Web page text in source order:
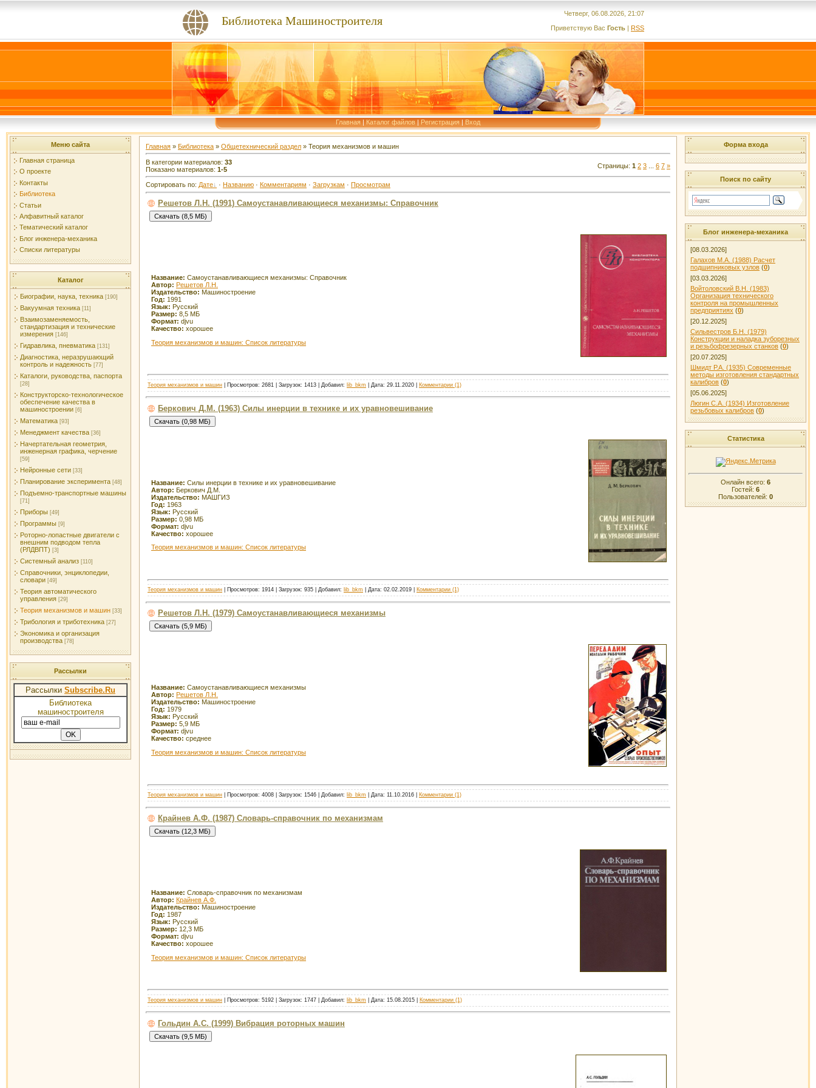
Библиотека Машиностроителя
Четверг, 06.08.2026, 21:07
Приветствую Вас Гость | RSS
Главная | Каталог файлов | Регистрация | Вход
Меню сайта
Главная страница
О проекте
Контакты
Библиотека
Статьи
Алфавитный каталог
Тематический каталог
Блог инженера-механика
Списки литературы
Каталог
Биографии, наука, техника [190]
Вакуумная техника [11]
Взаимозаменяемость,
стандартизация и технические
измерения [146]
Гидравлика, пневматика [131]
Диагностика, неразрушающий
контроль и надежность [77]
Каталоги, руководства, паспорта
[28]
Конструкторско-технологическое
обеспечение качества в
машиностроении [6]
Математика [93]
Менеджмент качества [36]
Начертательная геометрия,
инженерная графика, черчение
[59]
Нейронные сети [33]
Планирование эксперимента [48]
Подъемно-транспортные машины
[71]
Приборы [49]
Программы [9]
Роторно-лопастные двигатели с
внешним подводом тепла
(РЛДВПТ) [3]
Системный анализ [110]
Справочники, энциклопедии,
словари [49]
Теория автоматического
управления [29]
Теория механизмов и машин [33]
Трибология и триботехника [27]
Экономика и организация
производства [78]
Рассылки
Рассылки Subscribe.Ru
Библиотека
машиностроителя
Главная » Библиотека » Общетехнический раздел » Теория механизмов и машин
В категории материалов: 33
Показано материалов: 1-5 Страницы: 1 2 3 6 7 »
Сортировать по: Дате · Названию · Комментариям · Загрузкам · Просмотрам
Решетов Л.Н. (1991) Самоустанавливающиеся механизмы: Справочник
Название: Самоустанавливающиеся механизмы: Справочник
Автор: Решетов Л.Н.
Издательство: Машиностроение
Год: 1991
Язык: Русский
Размер: 8,5 МБ
Формат: djvu
Качество: хорошее
Теория механизмов и машин: Список литературы
Теория механизмов и машин | Просмотров: 2681 | Загрузок: 1413 | Добавил: lib_bkm | Дата: 29.11.2020 Комментарии (1)
Беркович Д.М. (1963) Силы инерции в технике и их уравновешивание
Название: Силы инерции в технике и их уравновешивание
Автор: Беркович Д.М.
Издательство: МАШГИЗ
Год: 1963
Язык: Русский
Размер: 0,98 МБ
Формат: djvu
Качество: хорошее
Теория механизмов и машин: Список литературы
Теория механизмов и машин | Просмотров: 1914 | Загрузок: 935 | Добавил: lib_bkm | Дата: 02.02.2019 Комментарии (1)
Решетов Л.Н. (1979) Самоустанавливающиеся механизмы
Название: Самоустанавливающиеся механизмы
Автор: Решетов Л.Н.
Издательство: Машиностроение
Год: 1979
Язык: Русский
Размер: 5,9 МБ
Формат: djvu
Качество: среднее
Теория механизмов и машин: Список литературы
Теория механизмов и машин | Просмотров: 4008 | Загрузок: 1546 | Добавил: lib_bkm | Дата: 11.10.2016 Комментарии (1)
Крайнев А.Ф. (1987) Словарь-справочник по механизмам
Название: Словарь-справочник по механизмам
Автор: Крайнев А.Ф.
Издательство: Машиностроение
Год: 1987
Язык: Русский
Размер: 12,3 МБ
Формат: djvu
Качество: хорошее
Теория механизмов и машин: Список литературы
Теория механизмов и машин | Просмотров: 5192 | Загрузок: 1747 | Добавил: lib_bkm | Дата: 15.08.2015 Комментарии (1)
Гольдин А.С. (1999) Вибрация роторных машин
Форма входа
Поиск по сайту
Блог инженера-механика
[08.03.2026]
Галахов М.А. (1988) Расчет
подшипниковых узлов (0)
[03.03.2026]
Войтоловский В.Н. (1983)
Организация технического
контроля на промышленных
предприятиях (0)
[20.12.2025]
Сильвестров Б.Н. (1979)
Конструкции и наладка зуборезных
и резьбофрезерных станков (0)
[20.07.2025]
Шмидт Р.А. (1935) Современные
методы изготовления стандартных
калибров (0)
[05.06.2025]
Люгин С.А. (1934) Изготовление
резьбовых калибров (0)
Статистика
Онлайн всего: 6
Гостей: 6
Пользователей: 0